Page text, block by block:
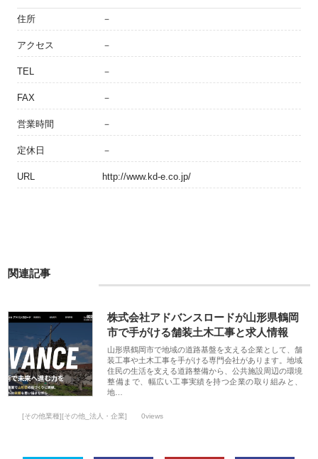
住所 －
アクセス －
TEL －
FAX －
営業時間 －
定休日 －
URL http://www.kd-e.co.jp/
関連記事
株式会社アドバンスロードが山形県鶴岡
市で手がける舗装土木工事と求人情報
山形県鶴岡市で地域の道路基盤を支える企業として、舗
装工事や土木工事を手がける専門会社があります。地域
住民の生活を支える道路整備から、公共施設周辺の環境
整備まで、幅広い工事実績を持つ企業の取り組みと、
地…
[その他業種][その他_法人・企業] 0views